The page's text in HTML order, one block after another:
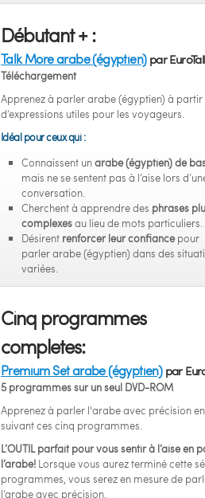
Débutant + :
Talk More arabe (égyptien)par
Téléchargement
Apprenez à parler arabe (égyptien) à partir
d’expressions utiles pour les voyageurs.
Idéal pour ceux qui :
Connaissent unarabe (égyptien) de
mais ne se sentent pas à l’aise lors
conversation.
Cherchent à apprendre des phrases
complexesau lieu de mots particuliers.
Désirent renforcer leur confiancepour
parler arabe (égyptien) dans des
variées.
Cinq programmes
completes:
Premium Set arabe (égyptien)par
5 programmes sur un seul DVD-ROM
Apprenez à parler l'arabe avec précision en
suivant ces cinq programmes.
L’OUTIL parfait pour vous sentir à l’aise en
l’arabe! Lorsque vous aurez terminé cette
programmes, vous serez en mesure de
l’arabe avec précision.